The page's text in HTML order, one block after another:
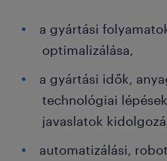
a gyártási
optimalizálása,
a gyártási idők,
technológiai
javaslatok
automatizálási,